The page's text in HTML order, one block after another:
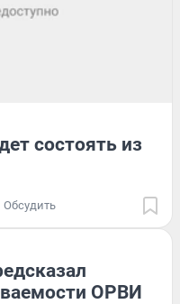
состоять из
Обсудить
ОРВИ